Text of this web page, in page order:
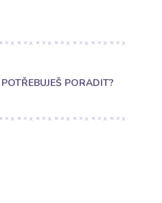
POTŘEBUJEŠ PORADIT?